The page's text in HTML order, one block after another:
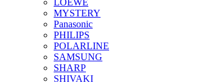
LOEWE
MYSTERY
Panasonic
PHILIPS
POLARLINE
SAMSUNG
SHARP
SHIVAKI